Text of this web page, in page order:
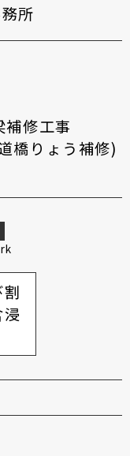
所
修工事
橋りょう補修)